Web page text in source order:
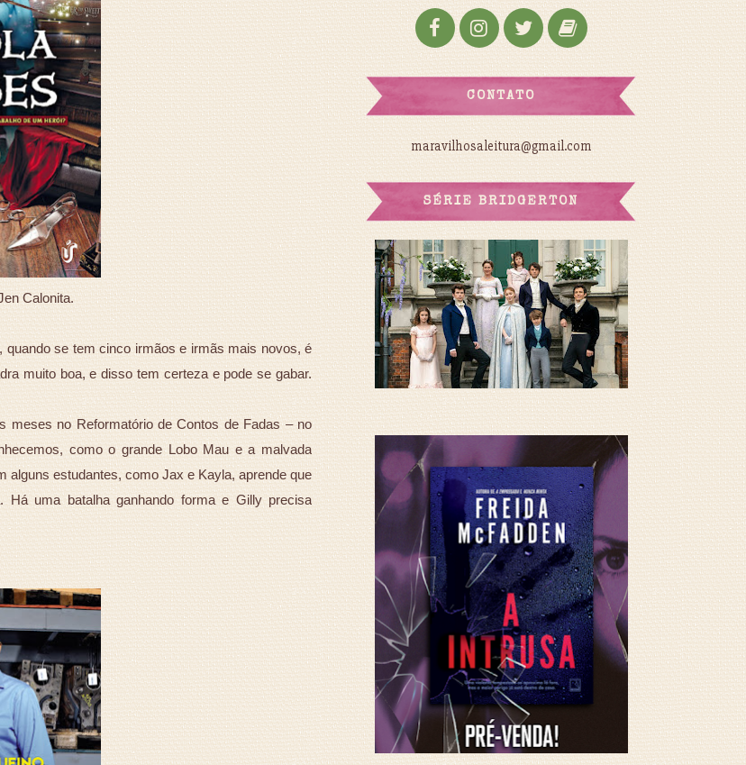
Calonita.
se tem cinco irmãos e irmãs mais novos, é
muito boa, e disso tem certeza e pode se gabar.
meses no Reformatório de Contos de Fadas – no
como o grande Lobo Mau e a malvada
alguns estudantes, como Jax e Kayla, aprende que
uma batalha ganhando forma e Gilly precisa
CONTATO
maravilhosaleitura@gmail.com
SÉRIE BRIDGERTON